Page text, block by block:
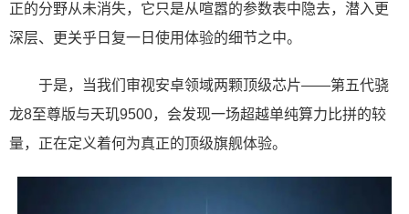
正的分野从未消失，它只是从喧嚣的参数表中隐去，潜入更
深层、更关乎日复一日使用体验的细节之中。
于是，当我们审视安卓领域两颗顶级芯片——第五代骁
龙8至尊版与天玑9500，会发现一场超越单纯算力比拼的较
量，正在定义着何为真正的顶级旗舰体验。